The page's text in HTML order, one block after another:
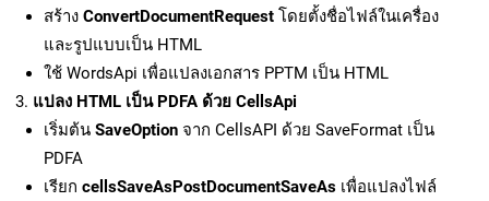
สร้าง ConvertDocumentRequest โดยตั้งชื่อไฟล์ในเครื่อง
และรูปแบบเป็น HTML
ใช้ WordsApi เพื่อแปลงเอกสาร PPTM เป็น HTML
แปลง HTML เป็น PDFA ด้วย CellsApi
เริ่มต้น SaveOption จาก CellsAPI ด้วย SaveFormat เป็น
PDFA
เรียก cellsSaveAsPostDocumentSaveAs เพื่อแปลงไฟล์